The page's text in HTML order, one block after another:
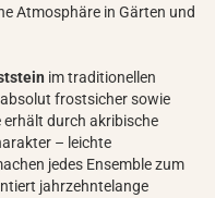
Atmosphäre in Gärten und
im traditionellen
frostsicher sowie
durch akribische
– leichte
jedes Ensemble zum
jahrzehntelange